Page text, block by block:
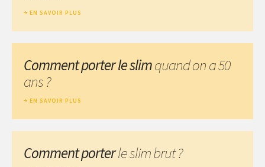
EN SAVOIR PLUS
Comment porter le slimquand on a 50
ans ?
EN SAVOIR PLUS
Comment porterle slim brut ?